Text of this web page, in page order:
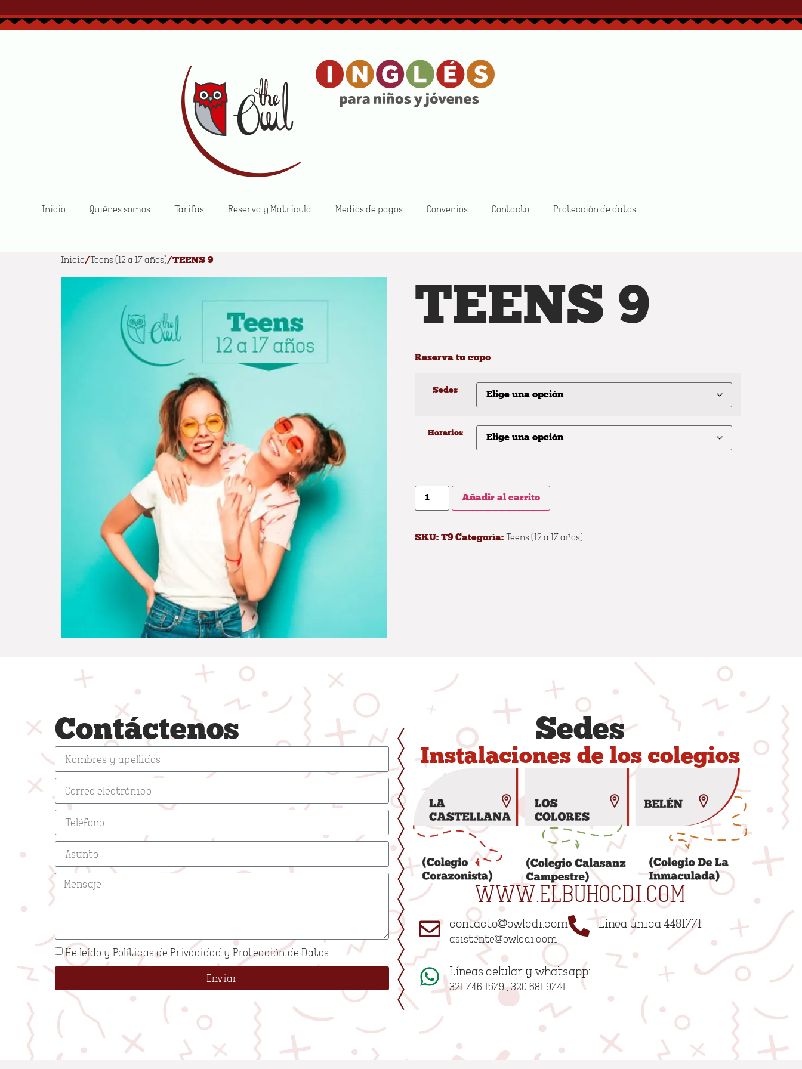
Inicio Quiénes somos Tarifas Reserva y Matrícula Medios de pagos Convenios Contacto Protección de datos
Inicio Quiénes somos Tarifas Reserva y Matrícula
Protección de datos
Inicio/Teens (12 a 17 años)/ TEENS 9
TEENS 9
Reserva tu cupo
Sedes
Horarios
Añadir al carrito
SKU: T9 Categoría: Teens (12 a 17 años)
Contáctenos
He leído y Políticas de Privacidad y Protección de Datos
Enviar
Sedes
Instalaciones de los colegios
WWW.ELBUHOCDI.COM
contacto@owlcdi.com
asistente@owlcdi.com
Línea única 4481771
Líneas celular y whatsapp:
321 746 1579 , 320 681 9741